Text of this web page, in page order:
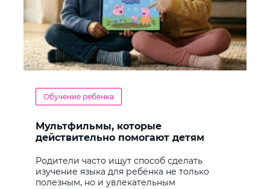
Обучение ребенка
Мультфильмы, которые
действительно помогают детям
Родители часто ищут способ сделать
изучение языка для ребёнка не только
полезным, но и увлекательным